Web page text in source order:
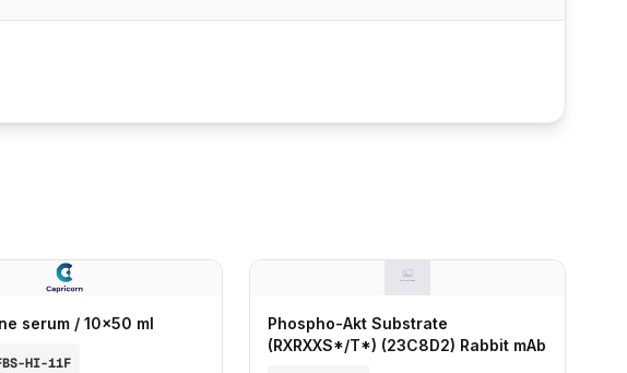
serum / 10x50 ml
HI-11F
Phospho-Akt Substrate
(RXRXXS*/T*) (23C8D2) Rabbit mAb